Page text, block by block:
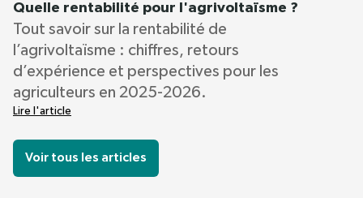
Quelle rentabilité pour l'agrivoltaïsme ?
Tout savoir sur la rentabilité de
l’agrivoltaïsme : chiffres, retours
d’expérience et perspectives pour les
agriculteurs en 2025-2026.
Lire l'article
Voir tous les articles